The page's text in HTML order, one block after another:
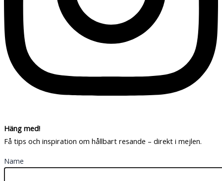
Häng med!
Få tips och inspiration om hållbart resande – direkt i mejlen.
Name